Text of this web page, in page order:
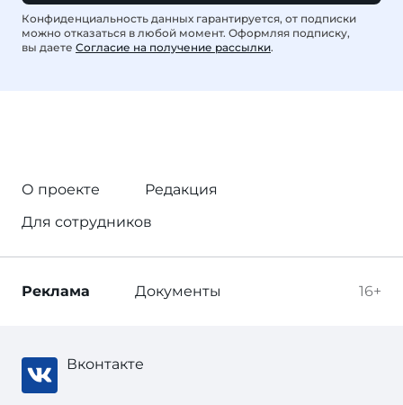
Конфиденциальность данных гарантируется, от подписки
можно отказаться в любой момент. Оформляя подписку,
вы даете Согласие на получение рассылки.
О проекте
Редакция
Для сотрудников
16+
Реклама Документы
Вконтакте